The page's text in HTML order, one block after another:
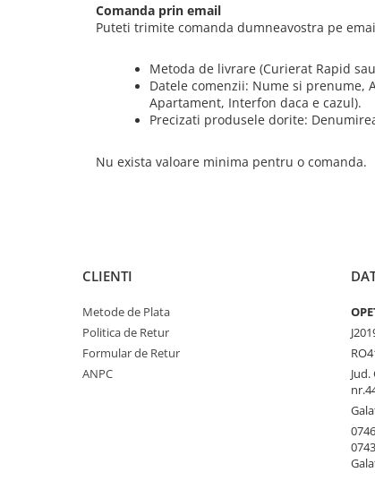
Comanda prin email
Puteti trimite comanda dumneavostra pe
Metoda de livrare (Curierat Rapid
Datele comenzii: Nume si prenume,
Apartament, Interfon daca e cazul).
Precizati produsele dorite:
Nu exista valoare minima pentru o comanda.
CLIENTI
Metode de Plata
Politica de Retur
Formular de Retur
ANPC